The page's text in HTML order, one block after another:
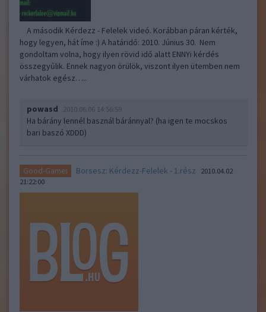
A második Kérdezz - Felelek videó. Korábban páran kérték,
hogy legyen, hát íme :) A határidő: 2010. Június 30. Nem
gondoltam volna, hogy ilyen rövid idő alatt ENNYi kérdés
összegyűlik. Ennek nagyon örülök, viszont ilyen ütemben nem
várhatok egész…..
powasd 2010.06.06 14:56:59
Ha bárány lennél basznál báránnyal? (ha igen te mocskos
bari baszó XDDD)
Good-Games Borsesz: Kérdezz-Felelek - 1.rész
2010.04.02
21:22:00